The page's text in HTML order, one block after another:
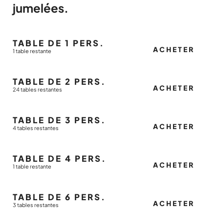
jumelées.
TABLE DE 1 PERS.
1 table restante ACHETER
TABLE DE 2 PERS.
24 tables restantes ACHETER
TABLE DE 3 PERS.
4 tables restantes ACHETER
TABLE DE 4 PERS.
1 table restante ACHETER
TABLE DE 6 PERS.
3 tables restantes ACHETER